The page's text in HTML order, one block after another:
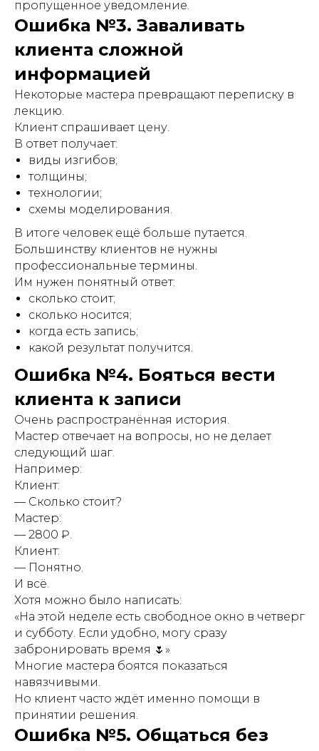
пропущенное уведомление.
Ошибка №3. Заваливать
клиента сложной
информацией
Некоторые мастера превращают переписку в
лекцию.
Клиент спрашивает цену.
В ответ получает:
виды изгибов;
толщины;
технологии;
схемы моделирования.
В итоге человек ещё больше путается.
Большинству клиентов не нужны
профессиональные термины.
Им нужен понятный ответ:
сколько стоит;
сколько носится;
когда есть запись;
какой результат получится.
Ошибка №4. Бояться вести
клиента к записи
Очень распространённая история.
Мастер отвечает на вопросы, но не делает
следующий шаг.
Например:
Клиент:
— Сколько стоит?
Мастер:
— 2800 ₽.
Клиент:
— Понятно.
И всё.
Хотя можно было написать:
«На этой неделе есть свободное окно в четверг
и субботу. Если удобно, могу сразу
забронировать время 🌷»
Многие мастера боятся показаться
навязчивыми.
Но клиент часто ждёт именно помощи в
принятии решения.
Ошибка №5. Общаться без